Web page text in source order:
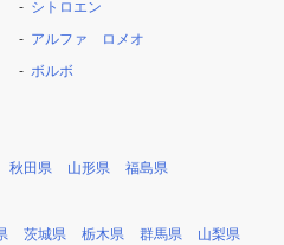
シトロエン
アルファ ロメオ
ボルボ
秋田県 山形県 福島県
茨城県 栃木県 群馬県 山梨県